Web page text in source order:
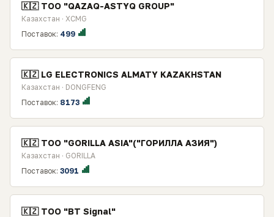
🇰🇿 TOO "QAZAQ-ASTYQ GROUP"
Казахстан · XCMG
Поставок: 499
🇰🇿 LG ELECTRONICS ALMATY KAZAKHSTAN
Казахстан · DONGFENG
Поставок: 8173
🇰🇿 ТОО "GORILLA ASIA"("ГОРИЛЛА АЗИЯ")
Казахстан · GORILLA
Поставок: 3091
🇰🇿 TOO "BT Signal"